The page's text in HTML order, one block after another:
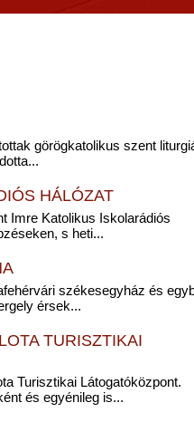
görögkatolikus szent
HÁLÓZAT
Imre Katolikus Iskolarádiós
s heti...
székesegyház és
érsek...
TURISZTIKAI
Turisztikai Látogatóközpont.
és egyénileg is...